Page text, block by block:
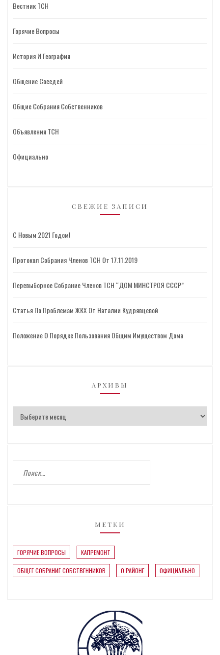
Вестник ТСН
Горячие Вопросы
История И География
Общение Соседей
Общие Собрания Собственников
Объявления ТСН
Официально
СВЕЖИЕ ЗАПИСИ
С Новым 2021 Годом!
Протокол Собрания Членов ТСН От 17.11.2019
Перевыборное Собрание Членов ТСН “ДОМ МИНСТРОЯ СССР”
Статья По Проблемам ЖКХ От Наталии Кудрявцевой
Положение О Порядке Пользования Общим Имуществом Дома
АРХИВЫ
МЕТКИ
ГОРЯЧИЕ ВОПРОСЫ КАПРЕМОНТ
ОБЩЕЕ СОБРАНИЕ СОБСТВЕННИКОВ О РАЙОНЕ ОФИЦИАЛЬНО